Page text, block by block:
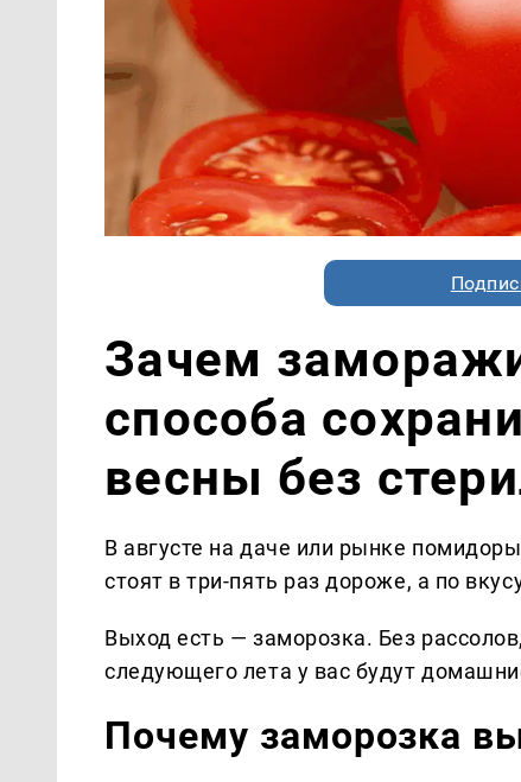
Зачем
способа
весны без
В августе на даче или рынке
стоят в три-пять раз дороже, а по
Выход есть — заморозка. Без
следующего лета у вас будут
Почему заморозка